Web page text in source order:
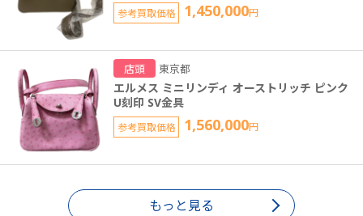
参考買取価格 1,450,000円
店頭 東京都
エルメス ミニリンディ オーストリッチ ピンク
U刻印 SV金具
参考買取価格 1,560,000円
もっと見る